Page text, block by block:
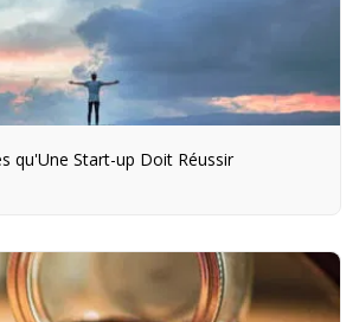
qu'Une Start-up Doit Réussir